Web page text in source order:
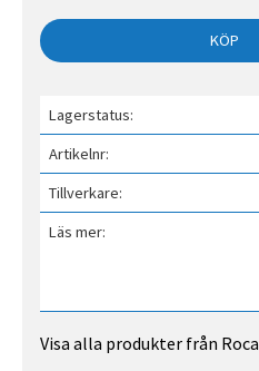
KÖP
Lagerstatus
Artikelnr
Tillverkare
Läs mer
Visa alla produkter från Roca